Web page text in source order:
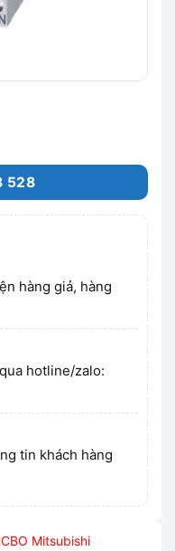
528
hàng giả, hàng
hotline/zalo:
tin khách hàng
Mitsubishi